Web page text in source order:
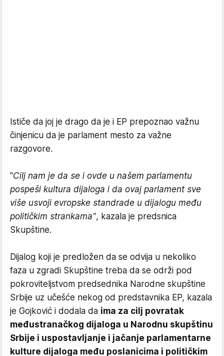
Ističe da joj je drago da je i EP prepoznao važnu
činjenicu da je parlament mesto za važne
razgovore.
"Cilj nam je da se i ovde u našem parlamentu
pospeši kultura dijaloga i da ovaj parlament sve
više usvoji evropske standrade u dijalogu među
političkim strankama", kazala je predsnica
Skupštine.
Dijalog koji je predložen da se odvija u nekoliko
faza u zgradi Skupštine treba da se održi pod
pokroviteljstvom predsednika Narodne skupštine
Srbije uz učešće nekog od predstavnika EP, kazala
je Gojković i dodala da ima za cilj povratak
međustranačkog dijaloga u Narodnu skupštinu
Srbije i uspostavljanje i jačanje parlamentarne
kulture dijaloga među poslanicima i političkim